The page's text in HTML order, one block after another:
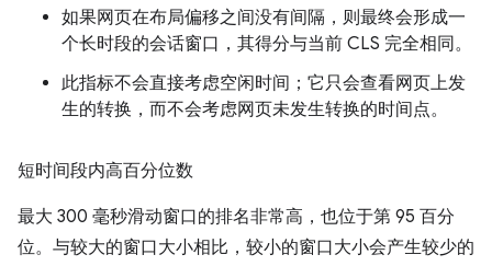
如果网页在布局偏移之间没有间隔，则最终会形成一
个长时段的会话窗口，其得分与当前 CLS 完全相同。
此指标不会直接考虑空闲时间；它只会查看网页上发
生的转换，而不会考虑网页未发生转换的时间点。
短时间段内高百分位数
最大 300 毫秒滑动窗口的排名非常高，也位于第 95 百分
位。与较大的窗口大小相比，较小的窗口大小会产生较少的